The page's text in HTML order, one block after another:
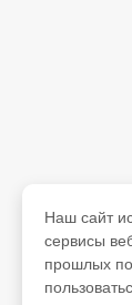
Наш сайт
сервисы
прошлых